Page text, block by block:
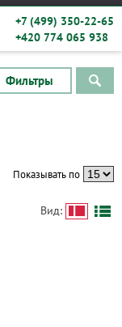
+7 (499) 350-22-65
+420 774 065 938
Фильтры
Показывать по
Вид: